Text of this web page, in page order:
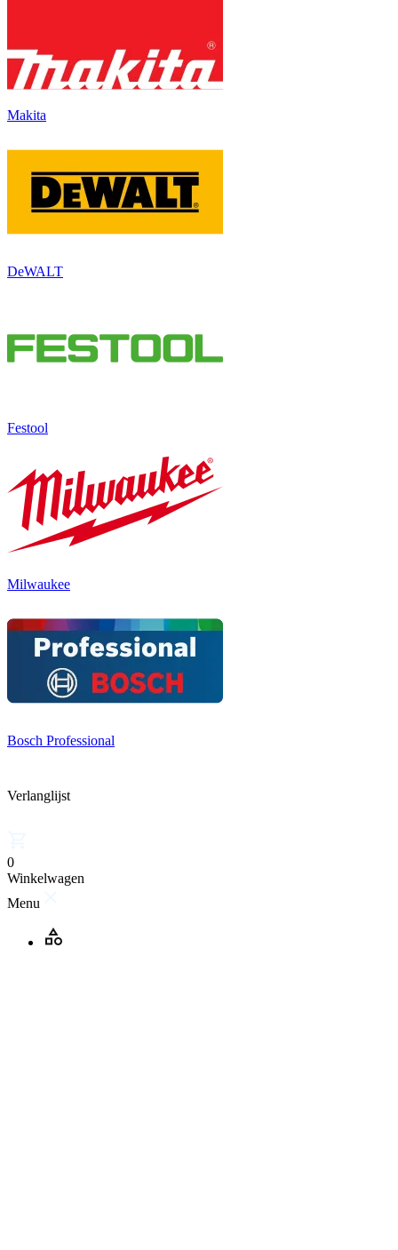
Makita
DeWALT
Festool
Milwaukee
Bosch Professional
Verlanglijst
0
Winkelwagen
Menu